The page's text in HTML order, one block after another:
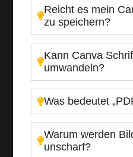
Reicht es mein
zu speichern?
Kann Canva
umwandeln?
Was bedeutet
Warum werden
unscharf?